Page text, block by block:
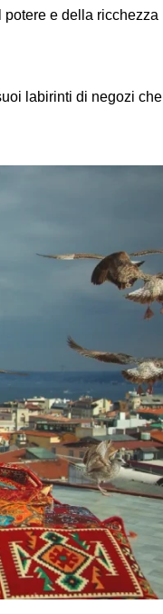
potere e della ricchezza
labirinti di negozi che